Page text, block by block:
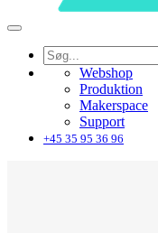
Webshop
Produktion
Makerspace
Support
+45 35 95 36 96